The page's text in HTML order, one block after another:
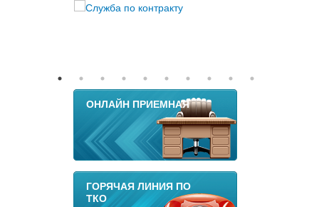
ОНЛАЙН ПРИЕМНАЯ
ГОРЯЧАЯ ЛИНИЯ ПО
ТКО